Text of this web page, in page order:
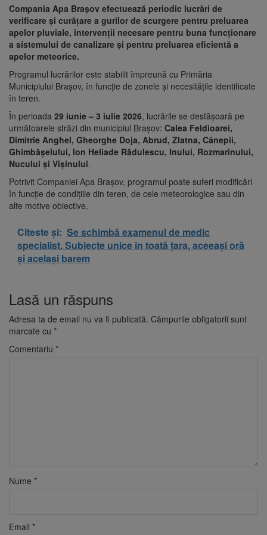
Compania Apa Brașov efectuează periodic lucrări de
verificare și curățare a gurilor de scurgere pentru preluarea
apelor pluviale, intervenții necesare pentru buna funcționare
a sistemului de canalizare și pentru preluarea eficientă a
apelor meteorice.
Programul lucrărilor este stabilit împreună cu Primăria
Municipiului Brașov, în funcție de zonele și necesitățile identificate
în teren.
În perioada 29 iunie – 3 iulie 2026, lucrările se desfășoară pe
următoarele străzi din municipiul Brașov: Calea Feldioarei,
Dimitrie Anghel, Gheorghe Doja, Abrud, Zlatna, Cânepii,
Ghimbășelului, Ion Heliade Rădulescu, Inului, Rozmarinului,
Nucului și Vișinului.
Potrivit Companiei Apa Brașov, programul poate suferi modificări
în funcție de condițiile din teren, de cele meteorologice sau din
alte motive obiective.
Citeste și: Se schimbă examenul de medic
specialist. Subiecte unice în toată țara, aceeași oră
și același barem
Lasă un răspuns
Adresa ta de email nu va fi publicată. Câmpurile obligatorii sunt
marcate cu *
Comentariu *
Nume *
Email *